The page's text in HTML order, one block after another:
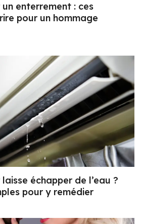
enterrement : ces
pour un hommage
échapper de l’eau ?
pour y remédier